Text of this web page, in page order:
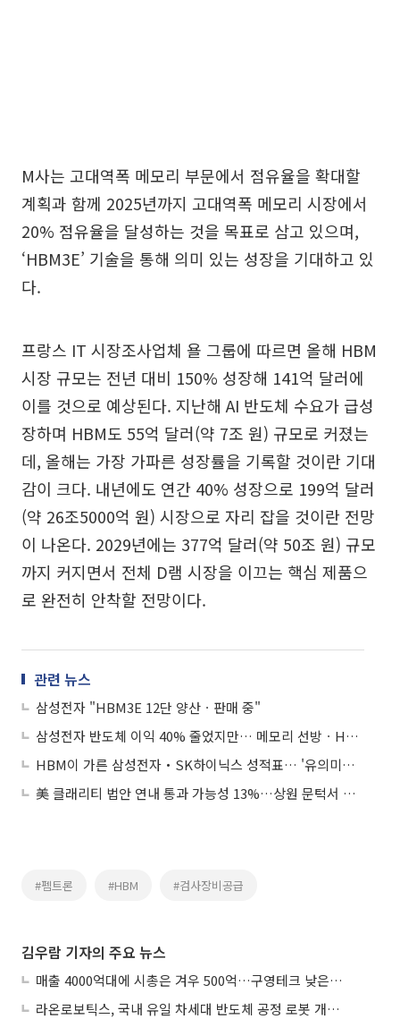
M사는 고대역폭 메모리 부문에서 점유율을 확대할
계획과 함께 2025년까지 고대역폭 메모리 시장에서
20% 점유율을 달성하는 것을 목표로 삼고 있으며,
‘HBM3E’ 기술을 통해 의미 있는 성장을 기대하고 있
다.
프랑스 IT 시장조사업체 욜 그룹에 따르면 올해 HBM
시장 규모는 전년 대비 150% 성장해 141억 달러에
이를 것으로 예상된다. 지난해 AI 반도체 수요가 급성
장하며 HBM도 55억 달러(약 7조 원) 규모로 커졌는
데, 올해는 가장 가파른 성장률을 기록할 것이란 기대
감이 크다. 내년에도 연간 40% 성장으로 199억 달러
(약 26조5000억 원) 시장으로 자리 잡을 것이란 전망
이 나온다. 2029년에는 377억 달러(약 50조 원) 규모
까지 커지면서 전체 D램 시장을 이끄는 핵심 제품으
로 완전히 안착할 전망이다.
관련 뉴스
삼성전자 "HBM3E 12단 양산ㆍ판매 중"
삼성전자 반도체 이익 40% 줄었지만… 메모리 선방ㆍHBM 희망 봤다
HBM이 가른 삼성전자‧SK하이닉스 성적표… '유의미한 진전'에 기대감도
美 클래리티 법안 연내 통과 가능성 13%…상원 문턱서 제동
#펨트론 #HBM #검사장비공급
김우람 기자의 주요 뉴스
매출 4000억대에 시총은 겨우 500억…구영테크 낮은 몸값에 저가 승계 마무리
라온로보틱스, 국내 유일 차세대 반도체 공정 로봇 개발 ‘고객사 테스트 진행’